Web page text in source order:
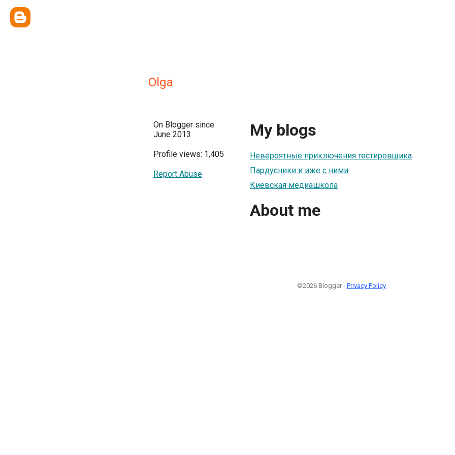
Olga
On Blogger since:
June 2013
Profile views: 1,405
Report Abuse
My blogs
Невероятные приключения тестировщика
Пардусники и иже с ними
Киевская медиашкола
About me
©2026 Blogger - Privacy Policy